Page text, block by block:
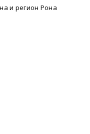
и регион Рона